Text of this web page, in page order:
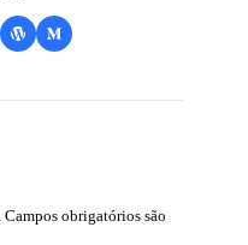
Campos obrigatórios são